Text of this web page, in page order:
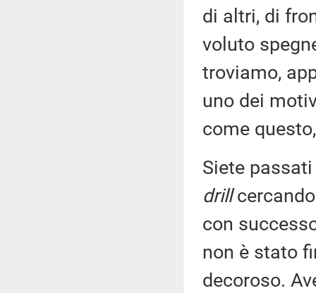
di altri, di
voluto
troviamo,
uno dei
come
Siete
drill
con
non è stato
decoroso.